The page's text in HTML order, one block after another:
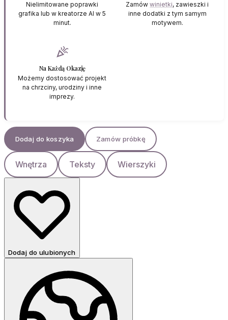
Nielimitowane poprawki
grafika lub w kreatorze AI w 5
minut.
Zamówwinietki, zawieszki i
inne dodatki z tym samym
motywem.
celebration
Na Każdą Okazję
Możemy dostosować projekt
na chrzciny, urodziny i inne
imprezy.
Dodaj do koszyka Zamów próbkę
Wnętrza Teksty Wierszyki
Dodaj do ulubionych